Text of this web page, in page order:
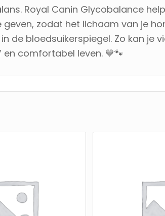
Royal Canin Glycobalance
zodat het lichaam van je
de bloedsuikerspiegel. Zo kan je
comfortabel leven. 💙🐾